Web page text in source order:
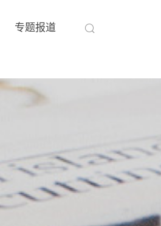
专题报道 